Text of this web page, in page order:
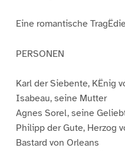
Eine romantische TragËdie
PERSONEN
Karl der Siebente, KËnig
Isabeau, seine Mutter
Agnes Sorel, seine
Philipp der Gute, Herzog
Bastard von Orleans